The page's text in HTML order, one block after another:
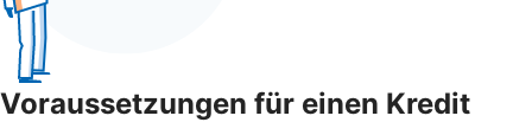
Voraussetzungen für einen Kredit